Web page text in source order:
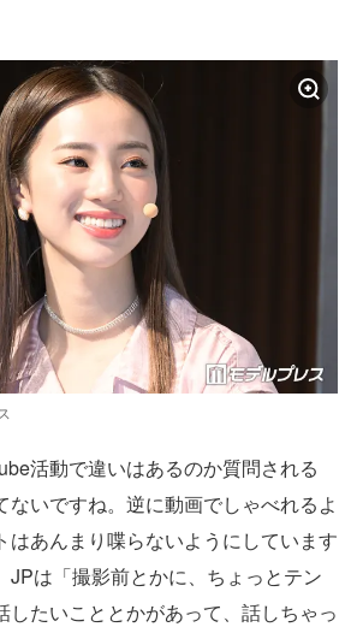
活動で違いはあるのか質問される
ないですね。逆に動画でしゃべれるよ
はあんまり喋らないようにしています
JPは「撮影前とかに、ちょっとテン
したいこととかがあって、話しちゃっ